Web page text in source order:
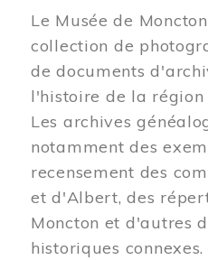
Le Musée de
collection de
de documents
l'histoire de la région
Les archives
notamment des
recensement des
et d'Albert, des
Moncton et d'autres
historiques